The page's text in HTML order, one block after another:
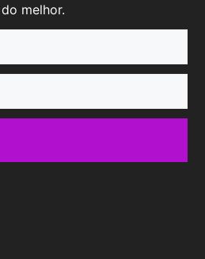
melhor.